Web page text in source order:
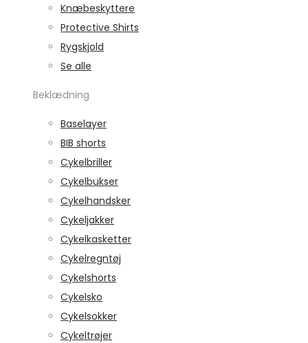
Knæbeskyttere
Protective Shirts
Rygskjold
Se alle
Beklædning
Baselayer
BIB shorts
Cykelbriller
Cykelbukser
Cykelhandsker
Cykeljakker
Cykelkasketter
Cykelregntøj
Cykelshorts
Cykelsko
Cykelsokker
Cykeltrøjer